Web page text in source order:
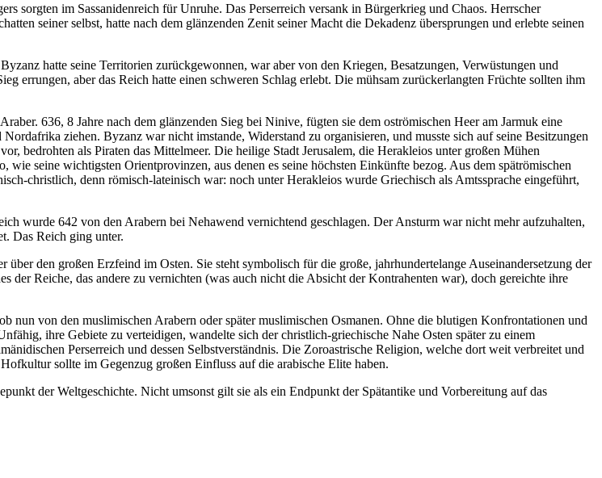
sorgten im Sassanidenreich für Unruhe. Das Perserreich versank in Bürgerkrieg und Chaos. Herrscher
seiner selbst, hatte nach dem glänzenden Zenit seiner Macht die Dekadenz übersprungen und erlebte seinen
hatte seine Territorien zurückgewonnen, war aber von den Kriegen, Besatzungen, Verwüstungen und
errungen, aber das Reich hatte einen schweren Schlag erlebt. Die mühsam zurückerlangten Früchte sollten ihm
636, 8 Jahre nach dem glänzenden Sieg bei Ninive, fügten sie dem oströmischen Heer am Jarmuk eine
ziehen. Byzanz war nicht imstande, Widerstand zu organisieren, und musste sich auf seine Besitzungen
bedrohten als Piraten das Mittelmeer. Die heilige Stadt Jerusalem, die Herakleios unter großen Mühen
seine wichtigsten Orientprovinzen, aus denen es seine höchsten Einkünfte bezog. Aus dem spätrömischen
christlich, denn römisch-lateinisch war: noch unter Herakleios wurde Griechisch als Amtssprache eingeführt,
wurde 642 von den Arabern bei Nehawend vernichtend geschlagen. Der Ansturm war nicht mehr aufzuhalten,
Das Reich ging unter.
den großen Erzfeind im Osten. Sie steht symbolisch für die große, jahrhundertelange Auseinandersetzung der
der Reiche, das andere zu vernichten (was auch nicht die Absicht der Kontrahenten war), doch gereichte ihre
nun von den muslimischen Arabern oder später muslimischen Osmanen. Ohne die blutigen Konfrontationen und
ihre Gebiete zu verteidigen, wandelte sich der christlich-griechische Nahe Osten später zu einem
Perserreich und dessen Selbstverständnis. Die Zoroastrische Religion, welche dort weit verbreitet und
sollte im Gegenzug großen Einfluss auf die arabische Elite haben.
der Weltgeschichte. Nicht umsonst gilt sie als ein Endpunkt der Spätantike und Vorbereitung auf das